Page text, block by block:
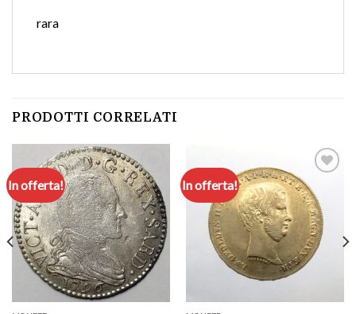
rara
PRODOTTI CORRELATI
In offerta!
Aggiungi
a lista
dei
desideri
In offerta!
Aggiungi
a lista
dei
desideri